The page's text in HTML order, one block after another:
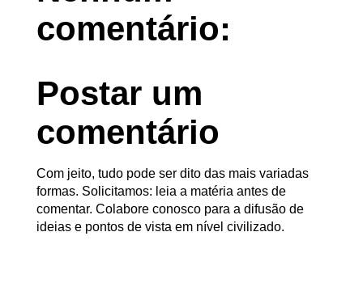
comentário:
Postar um
comentário
Com jeito, tudo pode ser dito das mais variadas
formas. Solicitamos: leia a matéria antes de
comentar. Colabore conosco para a difusão de
ideias e pontos de vista em nível civilizado.